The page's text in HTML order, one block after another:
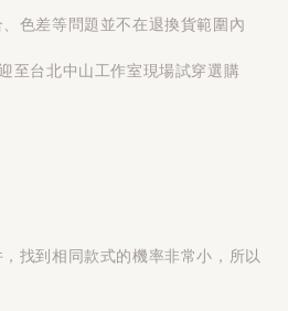
色差等問題並不在退換貨範圍內
至台北中山工作室現場試穿選購
找到相同款式的機率非常小，所以